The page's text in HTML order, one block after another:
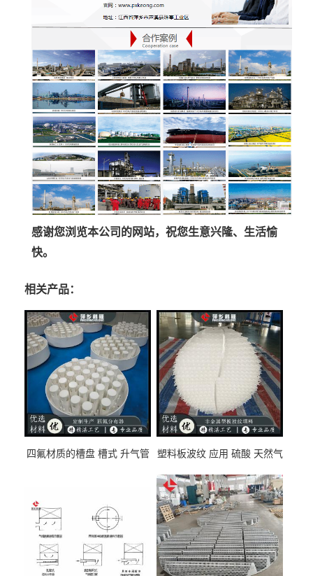
感谢您浏览本公司的网站，祝您生意兴隆、生活愉
快。
相关产品：
四氟材质的槽盘 槽式 升气管
塑料板波纹 应用 硫酸 天然气